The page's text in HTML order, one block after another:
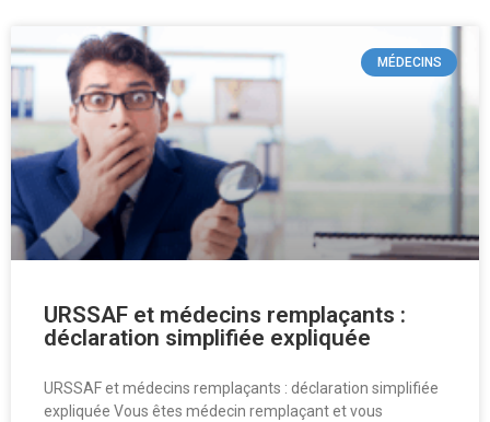
MÉDECINS
URSSAF et médecins remplaçants :
déclaration simplifiée expliquée
URSSAF et médecins remplaçants : déclaration simplifiée
expliquée Vous êtes médecin remplaçant et vous